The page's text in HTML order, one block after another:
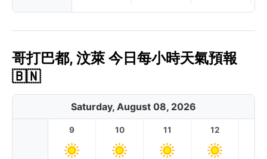
哥打巴都, 汶萊 今日每小時天氣預報
🇧🇳
Saturday, August 08, 2026
9 10 11 12